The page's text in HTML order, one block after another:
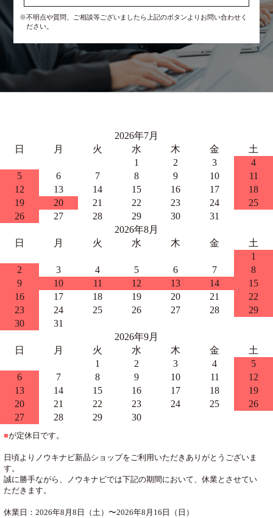
※不明点や質問、ご相談等ございましたら上記のボタンよりお問い合わせく
ださい。
2026年7月
日
月 火 水 木 金
土
1
2 3
4
5
6 7 8 9 10
11
12
13 14 15 16 17
18
19
20 21 22 23 24
25
26
27 28 29 30
31
2026年8月
日
月 火 水 木 金
土
1
2
3 4 5 6 7
8
9
10 11 12 13 14
15
16
17 18 19 20 21
22
23
24 25 26 27 28
29
30
31
2026年9月
日
月 火 水 木 金
土
1
2 3 4
5
6
7 8 9 10 11
12
13
14 15 16 17 18
19
20
21 22 23 24 25
26
27
28 29 30
■が定休日です。
日頃よりノウキナビ新品ショップをご利用いただきありがとうございま
す。
誠に勝手ながら、ノウキナビでは下記の期間において、休業とさせてい
ただきます。
休業日：2026年8月8日（土）〜2026年8月16日（日）